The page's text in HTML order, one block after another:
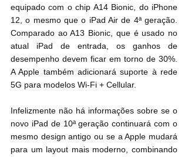
equipado com o chip A14 Bionic, do iPhone
12, o mesmo que o iPad Air de 4ª geração.
Comparado ao A13 Bionic, que é usado no
atual iPad de entrada, os ganhos de
desempenho devem ficar em torno de 30%.
A Apple também adicionará suporte à rede
5G para modelos Wi-Fi + Cellular.
Infelizmente não há informações sobre se o
novo iPad de 10ª geração continuará com o
mesmo design antigo ou se a Apple mudará
para um layout mais moderno, combinando